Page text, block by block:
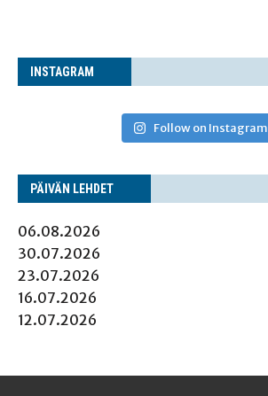
INS­TA­GRAM
Follow on Instagram
PÄI­VÄN LEHDET
06.08.2026
30.07.2026
23.07.2026
16.07.2026
12.07.2026